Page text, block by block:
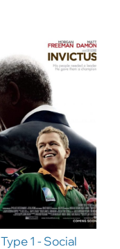
Type 1 - Social